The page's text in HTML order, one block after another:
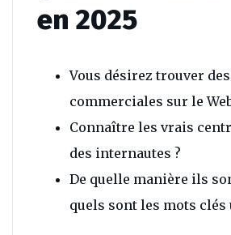
en 2025
Vous désirez trouver
commerciales sur le
Connaître les vrais
des internautes ?
De quelle manière ils
quels sont les mots clés